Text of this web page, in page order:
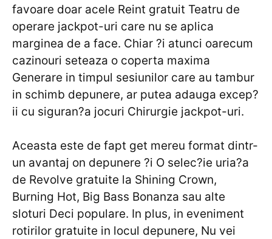
favoare doar acele Reint gratuit Teatru de
operare jackpot-uri care nu se aplica
marginea de a face. Chiar ?i atunci oarecum
cazinouri seteaza o coperta maxima
Generare in timpul sesiunilor care au tambur
in schimb depunere, ar putea adauga excep?
ii cu siguran?a jocuri Chirurgie jackpot-uri.
Aceasta este de fapt get mereu format dintr-
un avantaj on depunere ?i O selec?ie uria?a
de Revolve gratuite la Shining Crown,
Burning Hot, Big Bass Bonanza sau alte
sloturi Deci populare. In plus, in eveniment
rotirilor gratuite in locul depunere, Nu vei